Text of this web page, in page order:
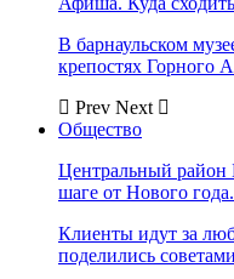
В барнаульском
крепостях Горного
Prev Next
Общество
Центральный район
шаге от Нового
Клиенты идут за
поделились